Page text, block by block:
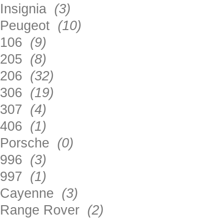
Insignia (3)
Peugeot (10)
106 (9)
205 (8)
206 (32)
306 (19)
307 (4)
406 (1)
Porsche (0)
996 (3)
997 (1)
Cayenne (3)
Range Rover (2)